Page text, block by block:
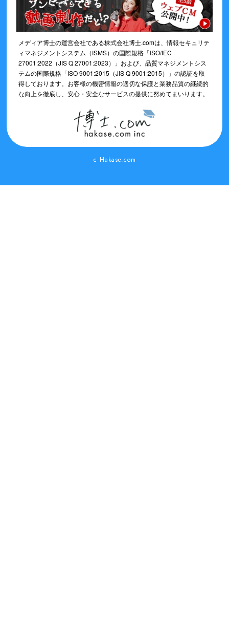
メディア博士の運営会社である株式会社博士.comは、情報セキュリテ
ィマネジメントシステム（ISMS）の国際規格「ISO/IEC
27001:2022（JIS Q 27001:2023）」および、品質マネジメントシス
テムの国際規格「ISO 9001:2015（JIS Q 9001:2015）」の認証を取
得しております。お客様の機密情報の適切な保護と業務品質の継続的
な向上を徹底し、安心・安全なサービスの提供に努めてまいります。
c Hakase.com